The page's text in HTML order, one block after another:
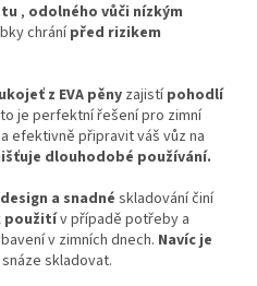
, odolného vůči nízkým
chránípřed rizikem
z EVA pěnyzajistípohodlí
je perfektní řešení pro zimní
efektivně připravit váš vůz na
dlouhodobé používání.
a snadné skladování činí
použitív případě potřeby a
v zimních dnech. Navíc je
skladovat.